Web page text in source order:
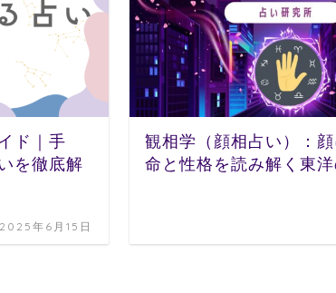
ド｜手
を徹底解
2025年6月15日
観相学（顔相占い）：
命と性格を読み解く東